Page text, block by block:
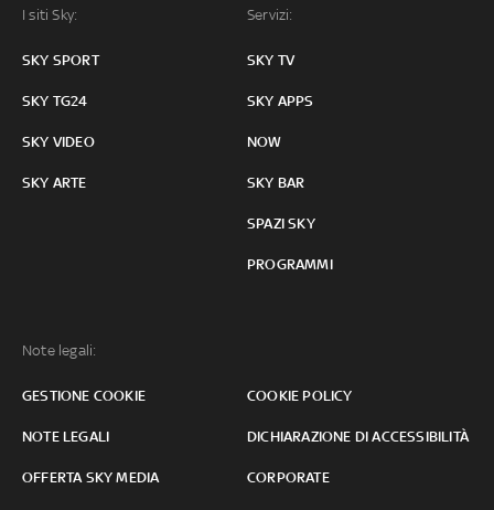
I siti Sky:
SKY SPORT
SKY TG24
SKY VIDEO
SKY ARTE
Servizi:
SKY TV
SKY APPS
NOW
SKY BAR
SPAZI SKY
PROGRAMMI
Note legali:
GESTIONE COOKIE COOKIE POLICY
NOTE LEGALI DICHIARAZIONE DI ACCESSIBILITÀ
OFFERTA SKY MEDIA CORPORATE